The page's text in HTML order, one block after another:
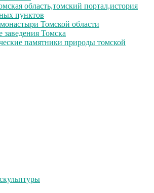
область,томский портал,история
пунктов
Томской области
заведения Томска
памятники природы томской